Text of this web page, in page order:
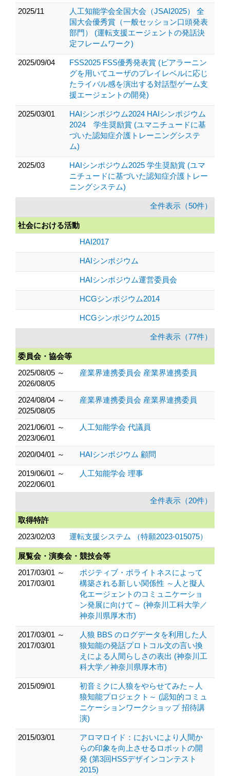
2025/11
人工知能学会全国大会（JSAI2025） 全
国大会優秀賞（一般セッション口頭発表
部門） (運転支援エージェントの発話決
定フレームワーク)
2025/09/04
FSS2025 FSS優秀発表賞 (ピアラーニン
グを用いてユーザのプレイレベルに応じ
たライバル感を演出する対話型ゲーム支
援エージェントの開発)
2025/03/01
HAIシンポジウム2024 HAIシンポジウム
2024 学生奨励賞 (ユマニチュードに基
づいた認知症介護トレーニングシステ
ム)
2025/03
HAIシンポジウム2025 学生奨励賞 (ユマ
ニチュードに基づいた認知症介護トレー
ニングシステム)
全件表示（50件）
社会における活動
HAI2017
HAIシンポジウム
HAIシンポジウム運営委員会
HCGシンポジウム2014
HCGシンポジウム2015
全件表示（77件）
委員会・協会等
2025/08/05 ～
2026/08/05
産業界連携委員会 産業界連携委員
2024/08/04 ～
2025/08/05
産業界連携委員会 産業界連携委員
2021/06/01 ～
2023/06/01
人工知能学会 代議員
2020/04/01 ～ HAIシンポジウム 顧問
2019/06/01 ～
2022/06/01
人工知能学会 理事
全件表示（20件）
取得特許
2023/02/03
運転支援システム （特願2023-015075）
展覧会・演奏会・競技会等
2017/03/01 ～
2017/03/01
ポジティブ・ポライトネスによって
構築される新しい関係性 ～人と擬人
化エージェントのコミュニケーショ
ン発展に向けて～ (神奈川工科大学／
神奈川県厚木市)
2017/03/01 ～
2017/03/01
人狼 BBS のログデータを利用した人
狼知能の発話プロトコル文の言い換
えによる人間らしさの表出 (神奈川工
科大学／神奈川県厚木市)
2015/09/01
初音ミクに人狼をやらせてみた～人
狼知能プロジェクト～ (認知的コミュ
ニケーションワークショップ 招待講
演)
2015/03/01
アロマロイド：においにより人間か
らの印象を向上させるロボットの開
発 (第3回HSSデザインコンテスト
2015)